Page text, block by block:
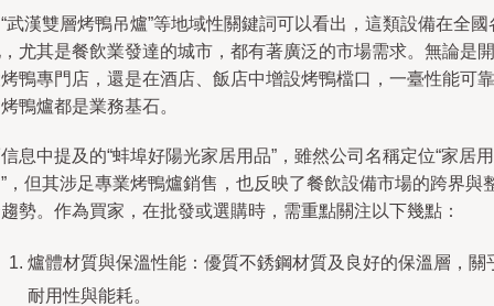
武漢雙層烤鴨吊爐”等地域性關鍵詞可以看出，這類設備在全國
尤其是餐飲業發達的城市，都有著廣泛的市場需求。無論是開
鴨專門店，還是在酒店、飯店中增設烤鴨檔口，一臺性能可靠
鴨爐都是業務基石。
息中提及的“蚌埠好陽光家居用品”，雖然公司名稱定位“家居用
，但其涉足專業烤鴨爐銷售，也反映了餐飲設備市場的跨界與
勢。作為買家，在批發或選購時，需重點關注以下幾點：
爐體材質與保溫性能：優質不銹鋼材質及良好的保溫層，關
耐用性與能耗。